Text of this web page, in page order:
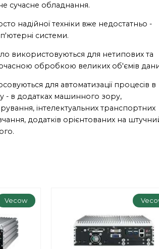
сучасне обладнання.
надійної техніки вже недостатньо -
системи.
використовуються для нетипових та
обробкою великих об'ємів
для автоматизації процесів в
- в додатках машинного зору,
інтелектуальних транспортних
додатків орієнтованих на
Vecow